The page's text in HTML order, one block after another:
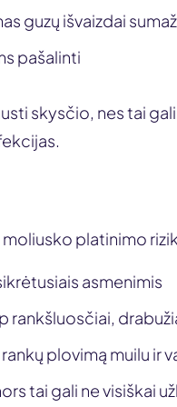
guzų išvaizdai
pašalinti
skysčio, nes tai
platinimo
asmenimis
rankšluosčiai,
plovimą muilu ir
tai gali ne visiškai